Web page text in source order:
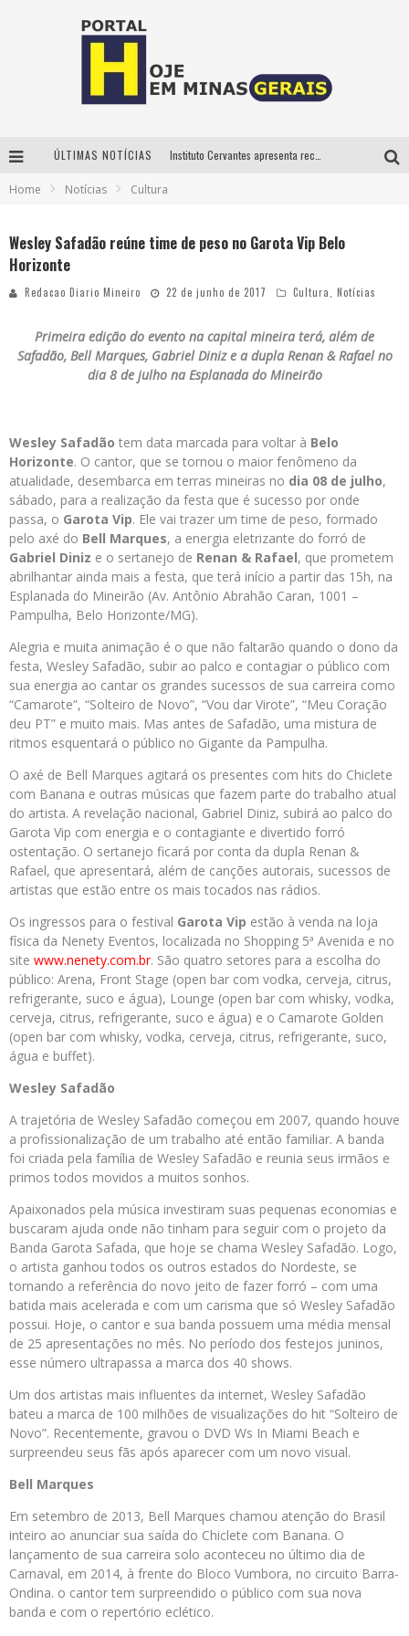
ÚLTIMAS NOTÍCIAS
Home Notícias Cultura
Wesley Safadão reúne time de peso no Garota Vip Belo
Horizonte
Redacao Diario Mineiro 22 de junho de 2017 Cultura Notícias
Primeira edição do evento na capital mineira terá, além de
Safadão, Bell Marques, Gabriel Diniz e a dupla Renan & Rafael no
dia 8 de julho na Esplanada do Mineirão
Wesley Safadão tem data marcada para voltar à Belo
Horizonte. O cantor, que se tornou o maior fenômeno da
atualidade, desembarca em terras mineiras no dia 08 de julho,
sábado, para a realização da festa que é sucesso por onde
passa, o Garota Vip. Ele vai trazer um time de peso, formado
pelo axé do Bell Marques, a energia eletrizante do forró de
Gabriel Diniz e o sertanejo de Renan & Rafael, que prometem
abrilhantar ainda mais a festa, que terá início a partir das 15h, na
Esplanada do Mineirão (Av. Antônio Abrahão Caran, 1001 –
Pampulha, Belo Horizonte/MG).
Alegria e muita animação é o que não faltarão quando o dono da
festa, Wesley Safadão, subir ao palco e contagiar o público com
sua energia ao cantar os grandes sucessos de sua carreira como
“Camarote”, “Solteiro de Novo”, “Vou dar Virote”, “Meu Coração
deu PT” e muito mais. Mas antes de Safadão, uma mistura de
ritmos esquentará o público no Gigante da Pampulha.
O axé de Bell Marques agitará os presentes com hits do Chiclete
com Banana e outras músicas que fazem parte do trabalho atual
do artista. A revelação nacional, Gabriel Diniz, subirá ao palco do
Garota Vip com energia e o contagiante e divertido forró
ostentação. O sertanejo ficará por conta da dupla Renan &
Rafael, que apresentará, além de canções autorais, sucessos de
artistas que estão entre os mais tocados nas rádios.
Os ingressos para o festival Garota Vip estão à venda na loja
física da Nenety Eventos, localizada no Shopping 5ª Avenida e no
site www.nenety.com.br. São quatro setores para a escolha do
público: Arena, Front Stage (open bar com vodka, cerveja, citrus,
refrigerante, suco e água), Lounge (open bar com whisky, vodka,
cerveja, citrus, refrigerante, suco e água) e o Camarote Golden
(open bar com whisky, vodka, cerveja, citrus, refrigerante, suco,
água e buffet).
Wesley Safadão
A trajetória de Wesley Safadão começou em 2007, quando houve
a profissionalização de um trabalho até então familiar. A banda
foi criada pela família de Wesley Safadão e reunia seus irmãos e
primos todos movidos a muitos sonhos.
Apaixonados pela música investiram suas pequenas economias e
buscaram ajuda onde não tinham para seguir com o projeto da
Banda Garota Safada, que hoje se chama Wesley Safadão. Logo,
o artista ganhou todos os outros estados do Nordeste, se
tornando a referência do novo jeito de fazer forró – com uma
batida mais acelerada e com um carisma que só Wesley Safadão
possui. Hoje, o cantor e sua banda possuem uma média mensal
de 25 apresentações no mês. No período dos festejos juninos,
esse número ultrapassa a marca dos 40 shows.
Um dos artistas mais influentes da internet, Wesley Safadão
bateu a marca de 100 milhões de visualizações do hit “Solteiro de
Novo”. Recentemente, gravou o DVD Ws In Miami Beach e
surpreendeu seus fãs após aparecer com um novo visual.
Bell Marques
Em setembro de 2013, Bell Marques chamou atenção do Brasil
inteiro ao anunciar sua saída do Chiclete com Banana. O
lançamento de sua carreira solo aconteceu no último dia de
Carnaval, em 2014, à frente do Bloco Vumbora, no circuito Barra-
Ondina. o cantor tem surpreendido o público com sua nova
banda e com o repertório eclético.